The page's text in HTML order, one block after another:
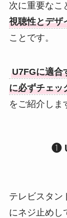
次に重要なこ
視聴性とデザ
ことです。
U7FGに適合
に必ずチェッ
をご紹介しま
❶
テレビスタン
にネジ止めし